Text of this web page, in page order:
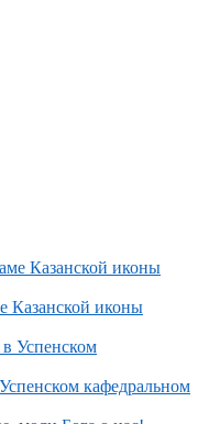
Казанской иконы
кафедральном